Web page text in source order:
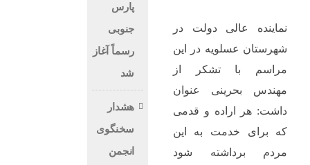
نماینده عالی دولت در
شهرستان عسلویه در این
مراسم با تشکر از
مهندس بحرینی عنوان
داشت: هر اراده و قدمی
که برای خدمت به این
مردم برداشته شود
پارس
جنوبی
رسماً آغاز
شد
هشدار
سخنگوی
انجمن